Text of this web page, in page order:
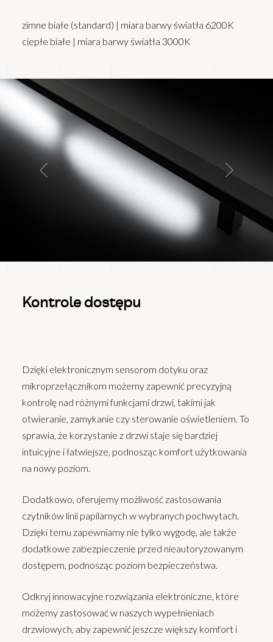
zimne białe (standard) | miara barwy światła 6200K
ciepłe białe | miara barwy światła 3000K
Kontrole dostępu
Dzięki elektronicznym sensorom dotyku oraz
mikroprzełącznikom możemy zapewnić precyzyjną
kontrolę nad różnymi funkcjami drzwi, takimi jak
otwieranie, zamykanie czy sterowanie oświetleniem. To
sprawia, że korzystanie z drzwi staje się bardziej
intuicyjne i łatwiejsze, podnosząc komfort użytkowania
na nowy poziom.
Dodatkowo, oferujemy możliwość zastosowania
czytników linii papilarnych w wybranych pochwytach.
Dzięki temu zapewniamy nie tylko wygodę, ale także
dodatkowe zabezpieczenie przed nieautoryzowanym
dostępem, podnosząc poziom bezpieczeństwa.
Odkryj innowacyjne rozwiązania elektroniczne, które
możemy zastosować w naszych wypełnieniach
drzwiowych, aby zapewnić jeszcze większy komfort i